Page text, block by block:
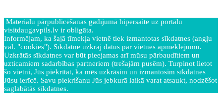
Materiālu pārpublicēšanas gadījumā hipersaite uz portālu
visitdaugavpils.lv ir obligāta.
Informējam, ka šajā tīmekļa vietnē tiek izmantotas sīkdatnes (angļu
val. "cookies"). Sīkdatne uzkrāj datus par vietnes apmeklējumu.
Uzkrātās sīkdatnes var būt pieejamas arī mūsu pārbaudītiem un
uzticamiem sadarbības partneriem (trešajām pusēm). Turpinot lietot
šo vietni, Jūs piekrītat, ka mēs uzkrāsim un izmantosim sīkdatnes
Jūsu ierīcē. Savu piekrišanu Jūs jebkurā laikā varat atsaukt, nodzēšot
saglabātās sīkdatnes.